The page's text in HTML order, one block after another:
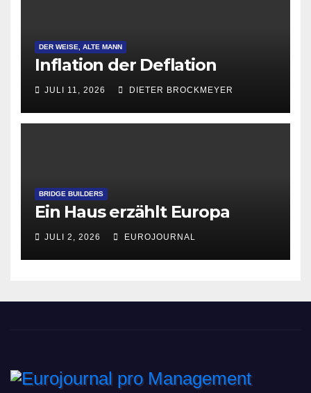
DER WEISE, ALTE MANN
Inflation der Deflation
JULI 11, 2026 DIETER BROCKMEYER
BRIDGE BUILDERS
Ein Haus erzählt Europa
JULI 2, 2026 EUROJOURNAL